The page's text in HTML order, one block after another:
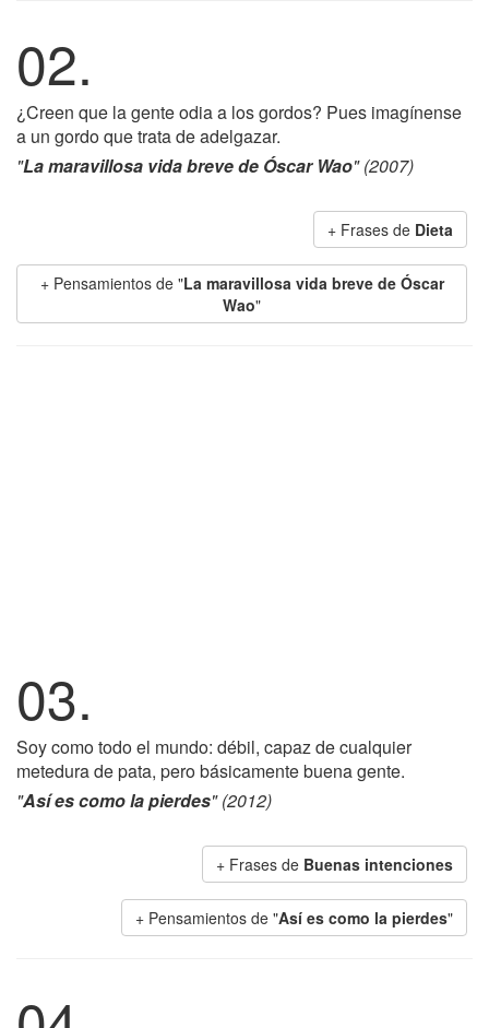
02.
¿Creen que la gente odia a los gordos? Pues imagínense
a un gordo que trata de adelgazar.
"La maravillosa vida breve de Óscar Wao" (2007)
+ Frases de Dieta
+ Pensamientos de "La maravillosa vida breve de Óscar
Wao"
03.
Soy como todo el mundo: débil, capaz de cualquier
metedura de pata, pero básicamente buena gente.
"Así es como la pierdes" (2012)
+ Frases de Buenas intenciones
+ Pensamientos de "Así es como la pierdes"